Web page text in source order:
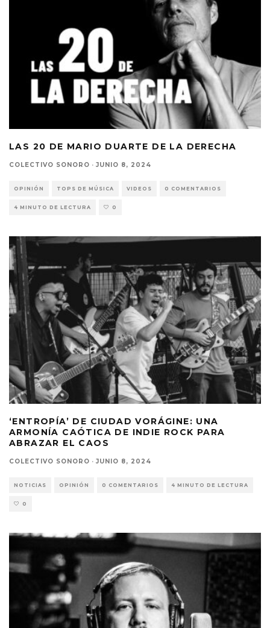
LAS 20 DE MARIO DUARTE DE LA DERECHA
COLECTIVO SONORO · JUNIO 8, 2024
OPINIÓN TOPS DE MÚSICA VIDEOS 0 COMENTARIOS
4 MINUTO DE LECTURA 0
‘ENTROPÍA’ DE CIUDAD VORÁGINE: UNA
ARMONÍA CAÓTICA DE INDIE ROCK PARA
ABRAZAR EL CAOS
COLECTIVO SONORO · JUNIO 8, 2024
NOTICIAS OPINIÓN 0 COMENTARIOS 4 MINUTO DE LECTURA
0